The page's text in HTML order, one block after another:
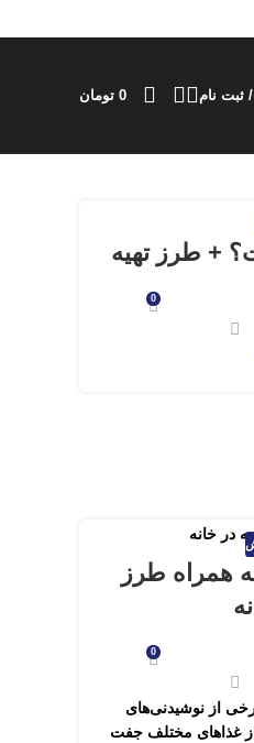
ثبت نام 0 تومان
+ طرز تهیه
0
به همراه طرز
0
از نوشیدنی‌های
غذاهای مختلف جفت